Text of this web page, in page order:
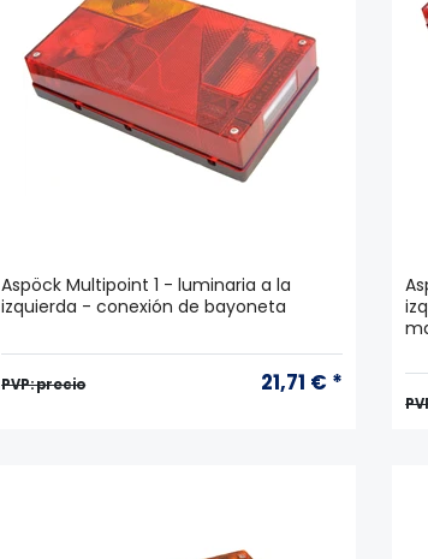
Aspöck Multipoint 1 - luminaria a la
izquierda - conexión de bayoneta
PVP: precio 21,71 € *